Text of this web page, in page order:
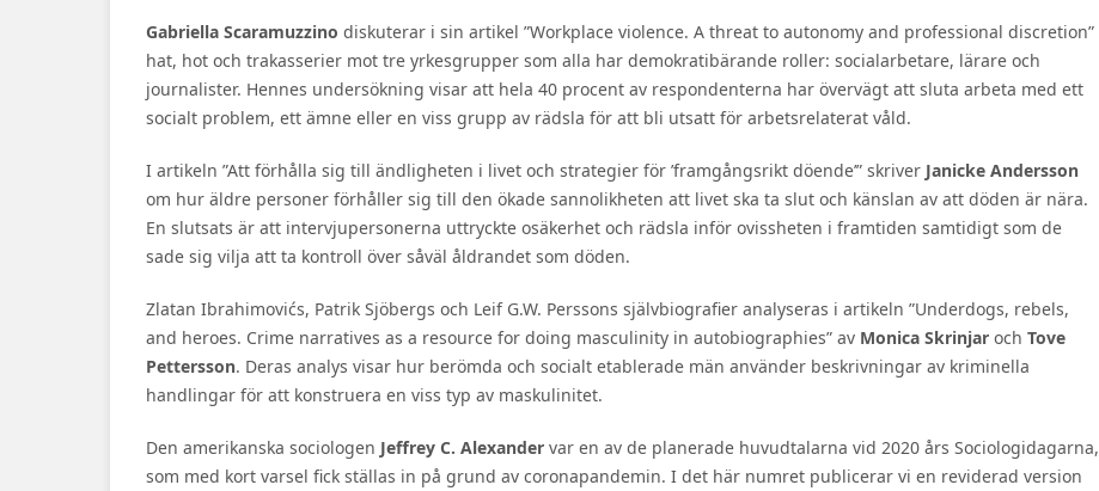
Gabriella Scaramuzzino diskuterar i sin artikel ”Workplace violence. A threat to autonomy and professional discretion”
hat, hot och trakasserier mot tre yrkesgrupper som alla har demokratibärande roller: socialarbetare, lärare och
journalister. Hennes undersökning visar att hela 40 procent av respondenterna har övervägt att sluta arbeta med ett
socialt problem, ett ämne eller en viss grupp av rädsla för att bli utsatt för arbetsrelaterat våld.
I artikeln ”Att förhålla sig till ändligheten i livet och strategier för ’framgångsrikt döende’” skriver Janicke Andersson
om hur äldre personer förhåller sig till den ökade sannolikheten att livet ska ta slut och känslan av att döden är nära.
En slutsats är att intervjupersonerna uttryckte osäkerhet och rädsla inför ovissheten i framtiden samtidigt som de
sade sig vilja att ta kontroll över såväl åldrandet som döden.
Zlatan Ibrahimovićs, Patrik Sjöbergs och Leif G.W. Perssons självbiografier analyseras i artikeln ”Underdogs, rebels,
and heroes. Crime narratives as a resource for doing masculinity in autobiographies” av Monica Skrinjar och Tove
Pettersson. Deras analys visar hur berömda och socialt etablerade män använder beskrivningar av kriminella
handlingar för att konstruera en viss typ av maskulinitet.
Den amerikanska sociologen Jeffrey C. Alexander var en av de planerade huvudtalarna vid 2020 års Sociologidagarna,
som med kort varsel fick ställas in på grund av coronapandemin. I det här numret publicerar vi en reviderad version